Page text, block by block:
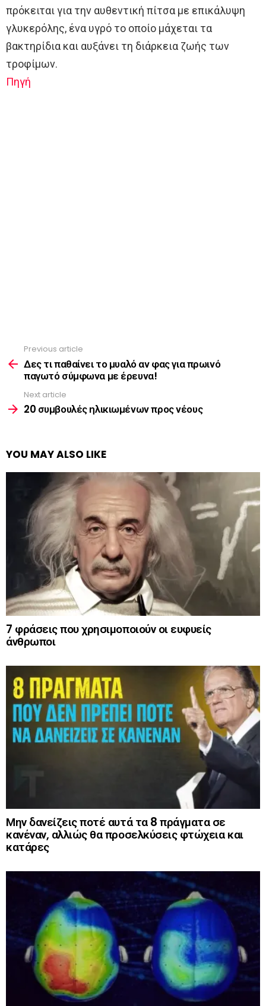
πρόκειται για την αυθεντική πίτσα με επικάλυψη
γλυκερόλης, ένα υγρό το οποίο μάχεται τα
βακτηρίδια και αυξάνει τη διάρκεια ζωής των
τροφίμων.
Πηγή
more
Previous article
Δες τι παθαίνει το μυαλό αν φας για πρωινό
παγωτό σύμφωνα με έρευνα!
Next article
20 συμβουλές ηλικιωμένων προς νέους
YOU MAY ALSO LIKE
7 φράσεις που χρησιμοποιούν οι ευφυείς
άνθρωποι
Μην δανείζεις ποτέ αυτά τα 8 πράγματα σε
κανέναν, αλλιώς θα προσελκύσεις φτώχεια και
κατάρες